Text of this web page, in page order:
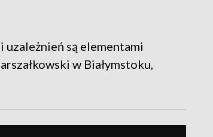
są elementami
w Białymstoku,